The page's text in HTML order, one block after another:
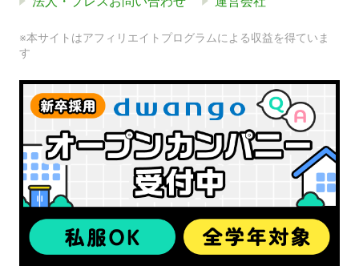
※本サイトはアフィリエイトプログラムによる収益を得ていま
す